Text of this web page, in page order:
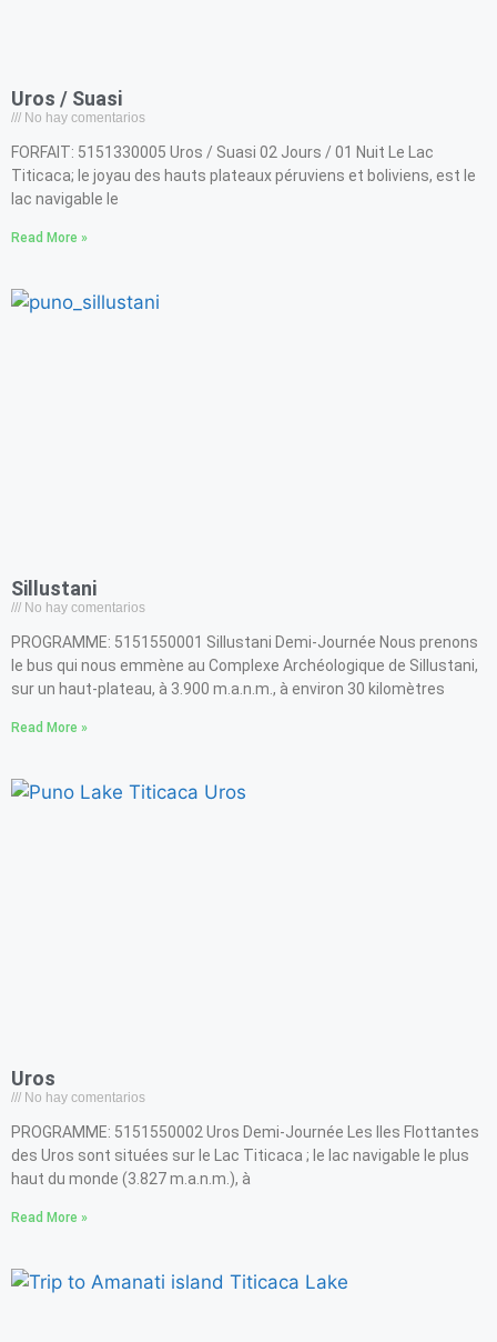
Uros / Suasi
No hay comentarios
FORFAIT: 5151330005 Uros / Suasi 02 Jours / 01 Nuit Le Lac
Titicaca; le joyau des hauts plateaux péruviens et boliviens, est le
lac navigable le
Read More »
Sillustani
No hay comentarios
PROGRAMME: 5151550001 Sillustani Demi-Journée Nous prenons
le bus qui nous emmène au Complexe Archéologique de Sillustani,
sur un haut-plateau, à 3.900 m.a.n.m., à environ 30 kilomètres
Read More »
Uros
No hay comentarios
PROGRAMME: 5151550002 Uros Demi-Journée Les Iles Flottantes
des Uros sont situées sur le Lac Titicaca ; le lac navigable le plus
haut du monde (3.827 m.a.n.m.), à
Read More »